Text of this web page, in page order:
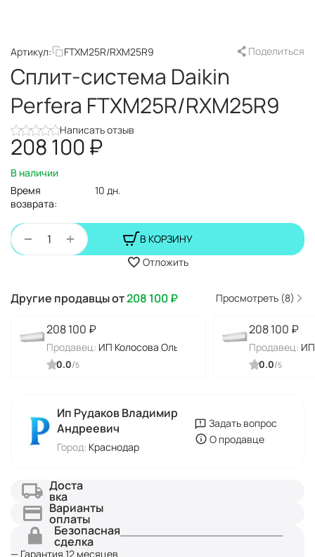
Артикул: FTXM25R/RXM25R9 Поделиться
Сплит-система Daikin
Perfera FTXM25R/RXM25R9
Написать отзыв
208 100₽
В наличии
Время
возврата:
10 дн.
+
−
В КОРЗИНУ
Отложить
Другие продавцы от208 100₽ Просмотреть (8)
208 100 ₽
Продавец: ИП Колосова Ольга Алексеевна
0.0/5
208 100 ₽
Продавец:
0.0/5
Ип Рудаков Владимир
Андреевич
Город: Краснодар
Задать вопрос
О продавце
Доста
вка
Варианты
оплаты
Безопасная
сделка
— Гарантия 12 месяцев